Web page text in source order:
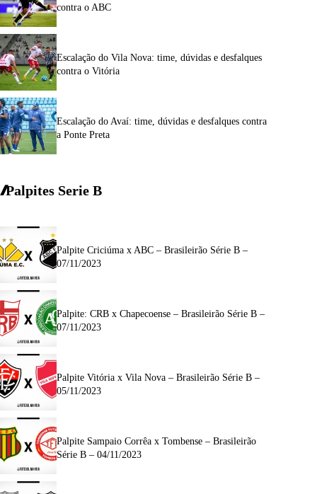
contra o ABC
Escalação do Vila Nova: time, dúvidas e desfalques
contra o Vitória
Escalação do Avaí: time, dúvidas e desfalques contra
a Ponte Preta
Palpites Serie B
Palpite Criciúma x ABC – Brasileirão Série B –
07/11/2023
Palpite: CRB x Chapecoense – Brasileirão Série B –
07/11/2023
Palpite Vitória x Vila Nova – Brasileirão Série B –
05/11/2023
Palpite Sampaio Corrêa x Tombense – Brasileirão
Série B – 04/11/2023